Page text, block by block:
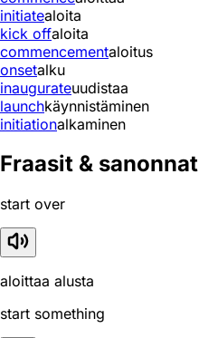
initiatealoita
kick offaloita
commencementaloitus
onsetalku
inaugurateuudistaa
launchkäynnistäminen
initiationalkaminen
Fraasit & sanonnat
start over
aloittaa alusta
start something